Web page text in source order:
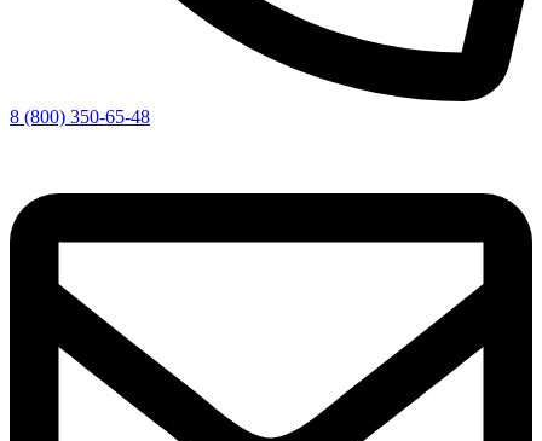
8 (800) 350-65-48